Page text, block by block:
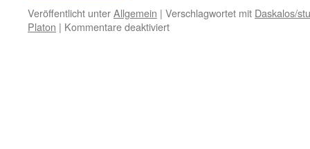
Veröffentlicht unterAllgemein | Verschlagwortet mit Daskalos/
Platon | Kommentare deaktiviertfür